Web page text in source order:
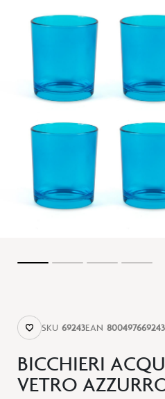
BICCHIERI
VETRO
SKU 69243EAN